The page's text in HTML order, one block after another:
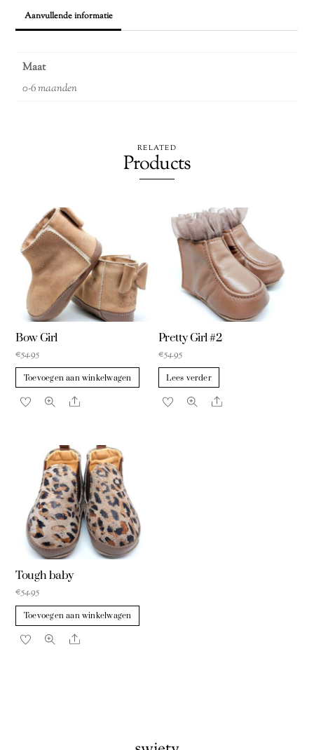
Aanvullende informatie
Maat
0-6 maanden
RELATED
Products
Bow Girl
€54.95
Toevoegen aan winkelwagen
Share
Pretty Girl #2
€54.95
Lees verder
Share
Tough baby
€54.95
Toevoegen aan winkelwagen
Share